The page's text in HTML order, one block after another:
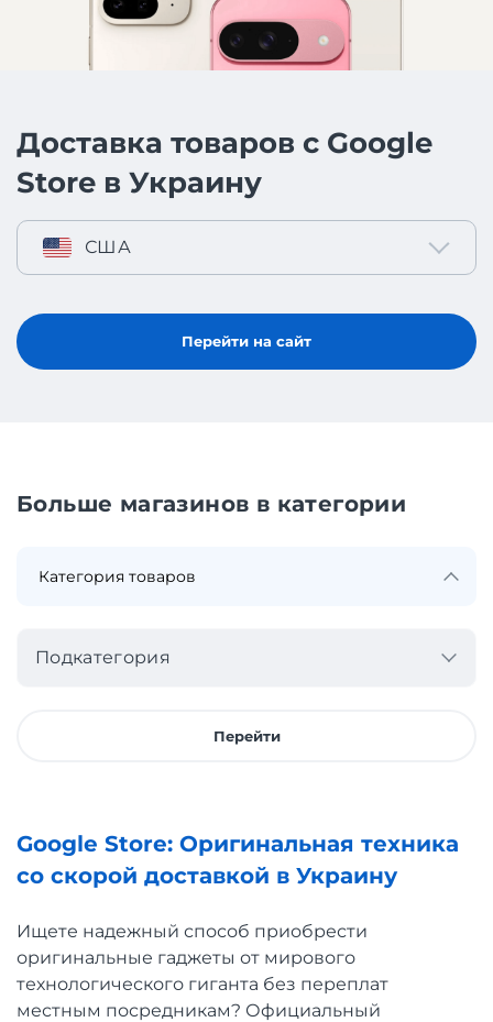
Доставка товаров с Google
Store в Украину
США
Перейти на сайт
Больше магазинов в категории
Подкатегория
Перейти
Google Store: Оригинальная техника
со скорой доставкой в Украину
Ищете надежный способ приобрести
оригинальные гаджеты от мирового
технологического гиганта без переплат
местным посредникам? Официальный